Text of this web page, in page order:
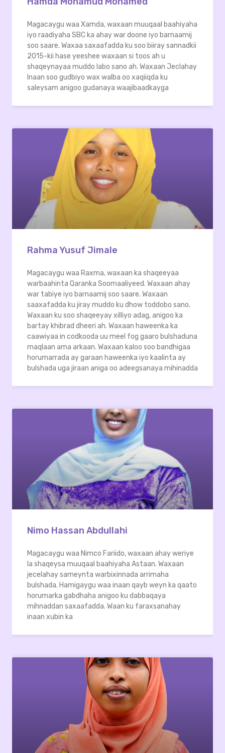
Magacaygu waa Xamda, waxaan muuqaal baahiyaha
iyo raadiyaha SBC ka ahay war doone iyo barnaamij
soo saare. Waxaa saxaafadda ku soo biiray sannadkii
2015-kii hase yeeshee waxaan si toos ah u
shaqeynayaa muddo labo sano ah. Waxaan Jeclahay
Inaan soo gudbiyo wax walba oo xaqiiqda ku
saleysam anigoo gudanaya waajibaadkayga
Rahma Yusuf Jimale
Magacaygu waa Raxma, waxaan ka shaqeeyaa
warbaahinta Qaranka Soomaaliyeed. Waxaan ahay
war tabiye iyo barnaamij soo saare. Waxaan
saaxafadda ku jiray muddo ku dhow toddobo sano.
Waxaan ku soo shaqeeyay xilliyo adag, anigoo ka
bartay khibrad dheeri ah. Waxaan haweenka ka
caawiyaa in codkooda uu meel fog gaaro bulshaduna
maqlaan ama arkaan. Waxaan kaloo soo bandhigaa
horumarrada ay garaan haweenka iyo kaalinta ay
bulshada uga jiraan aniga oo adeegsanaya mihinadda
Nimo Hassan Abdullahi
Magacaygu waa Nimco Fariido, waxaan ahay weriye
la shaqeysa muuqaal baahiyaha Astaan. Waxaan
jecelahay sameynta warbixinnada arrimaha
bulshada. Hamigaygu waa inaan qayb weyn ka qaato
horumarka gabdhaha anigoo ku dabbaqaya
mihnaddan saxaafadda. Waan ku faraxsanahay
inaan xubin ka